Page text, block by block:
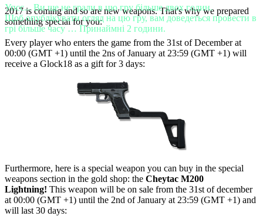
2017 is coming and so are new weapons. That's why we prepared
something special for you:
Every player who enters the game from the 31st of December at
00:00 (GMT +1) until the 2ns of January at 23:59 (GMT +1) will
receive a Glock18 as a gift for 3 days:
Furthermore, here is a special weapon you can buy in the special
weapons section in the gold shop: the Cheytac M200
Lightning! This weapon will be on sale from the 31st of december
at 00:00 (GMT +1) until the 2nd of January at 23:59 (GMT +1) and
will last 30 days:
Упсс... Ви ще не грали в цю гру більше двох годин.
Щоб опублікувати огляд на цю гру, вам доведеться провести в
грі більше часу … Принаймні 2 години.